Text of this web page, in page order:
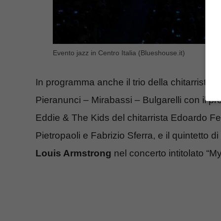
Evento jazz in Centro Italia (Blueshouse.it)
In programma anche il trio della chitarrista
Pieranunci – Mirabassi – Bulgarelli con il
Eddie & The Kids del chitarrista Edoardo
Pietropaoli e Fabrizio Sferra, e il quintetto
Louis Armstrong nel concerto intitolato